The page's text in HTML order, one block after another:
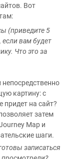
Вот
(приведите 5
если вам будет
Что это за
картину: с
на сайт?
затем
Map и
шаги.
записаться